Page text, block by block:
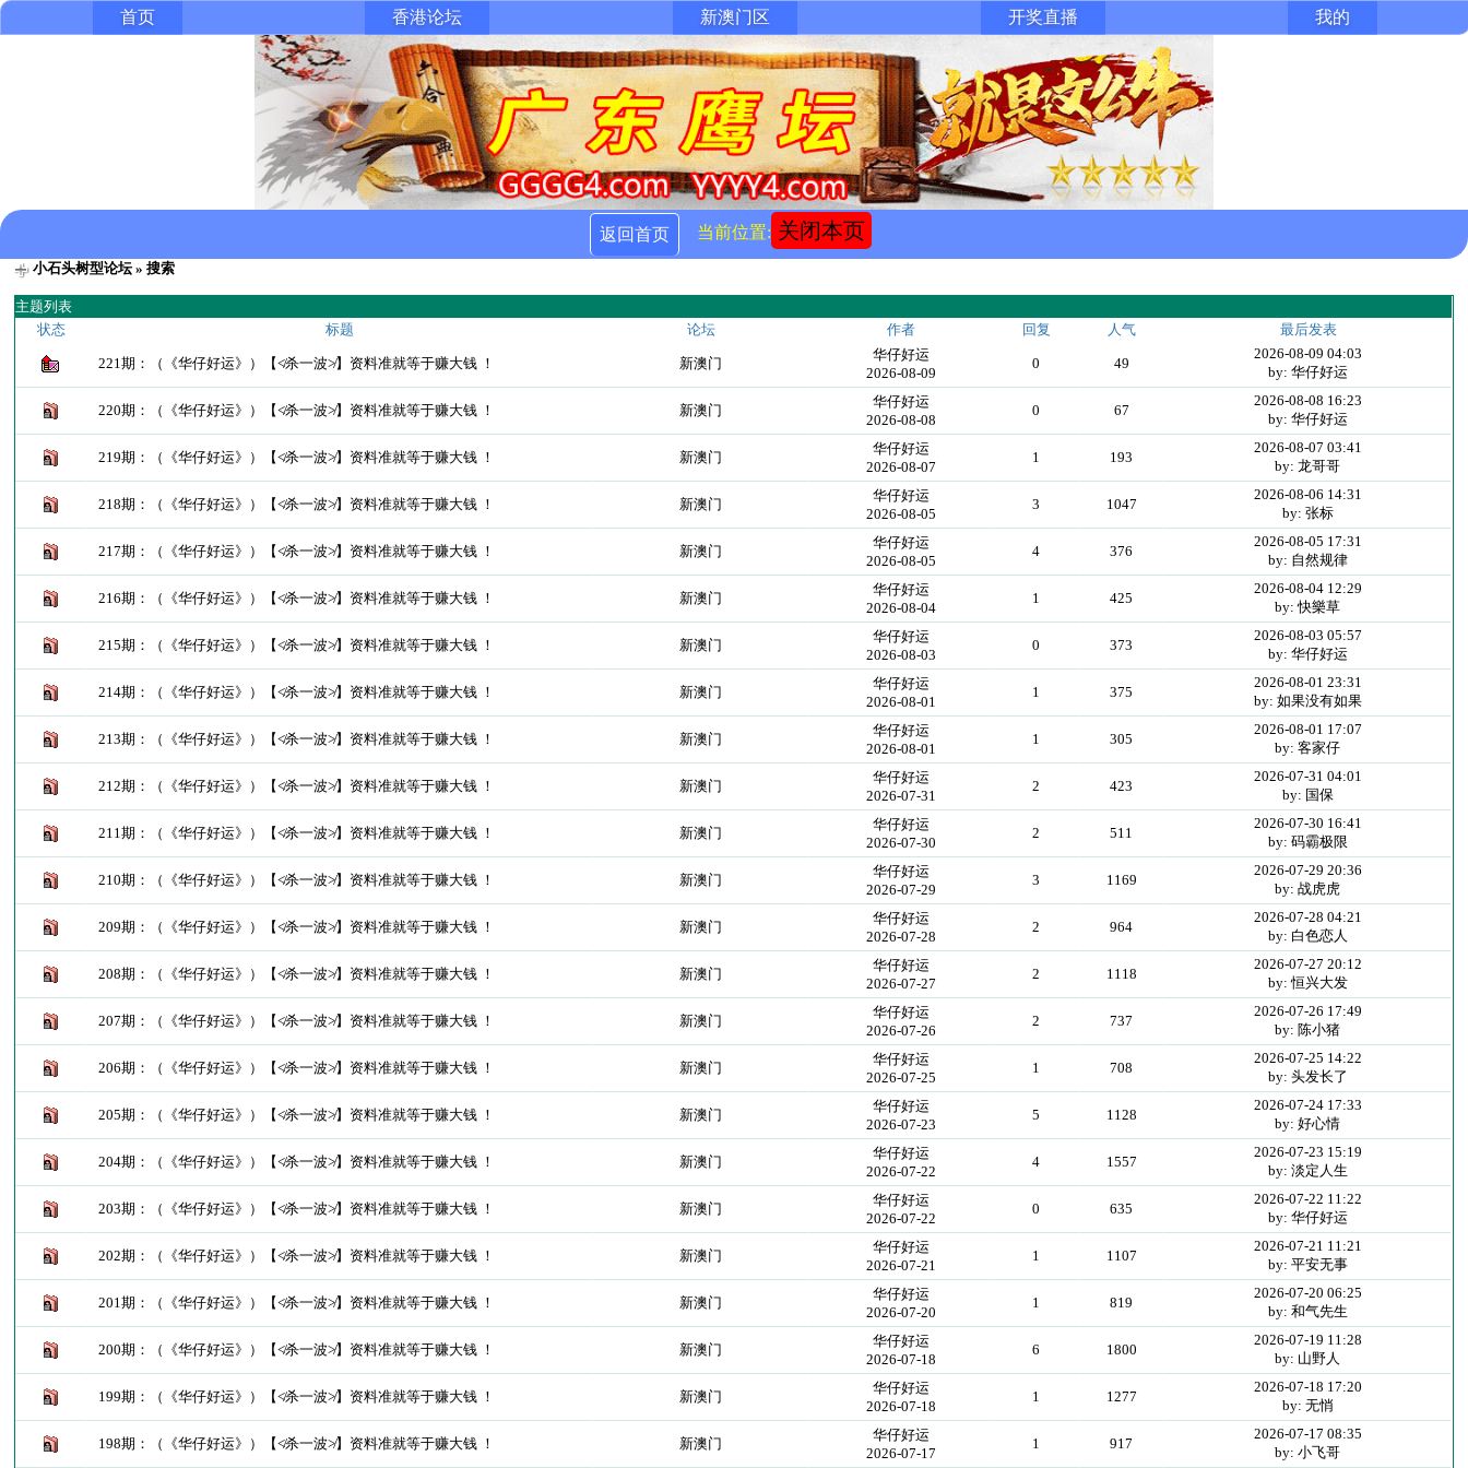
首页 香港论坛 新澳门区 开奖直播 我的
返回首页 当前位置: 关闭本页
小石头树型论坛» 搜索
主题列表
状态
标题 论坛 作者 回复 人气 最后发表
221期：（《华仔好运》）【≮杀一波≯】资料准就等于赚大钱 ！ 新澳门
华仔好运
2026-08-09
0 49
2026-08-09 04:03
by: 华仔好运
220期：（《华仔好运》）【≮杀一波≯】资料准就等于赚大钱 ！ 新澳门
华仔好运
2026-08-08
0 67
2026-08-08 16:23
by: 华仔好运
219期：（《华仔好运》）【≮杀一波≯】资料准就等于赚大钱 ！ 新澳门
华仔好运
2026-08-07
1 193
2026-08-07 03:41
by: 龙哥哥
218期：（《华仔好运》）【≮杀一波≯】资料准就等于赚大钱 ！ 新澳门
华仔好运
2026-08-05
3 1047
2026-08-06 14:31
by: 张标
217期：（《华仔好运》）【≮杀一波≯】资料准就等于赚大钱 ！ 新澳门
华仔好运
2026-08-05
4 376
2026-08-05 17:31
by: 自然规律
216期：（《华仔好运》）【≮杀一波≯】资料准就等于赚大钱 ！ 新澳门
华仔好运
2026-08-04
1 425
2026-08-04 12:29
by: 快樂草
215期：（《华仔好运》）【≮杀一波≯】资料准就等于赚大钱 ！ 新澳门
华仔好运
2026-08-03
0 373
2026-08-03 05:57
by: 华仔好运
214期：（《华仔好运》）【≮杀一波≯】资料准就等于赚大钱 ！ 新澳门
华仔好运
2026-08-01
1 375
2026-08-01 23:31
by: 如果没有如果
213期：（《华仔好运》）【≮杀一波≯】资料准就等于赚大钱 ！ 新澳门
华仔好运
2026-08-01
1 305
2026-08-01 17:07
by: 客家仔
212期：（《华仔好运》）【≮杀一波≯】资料准就等于赚大钱 ！ 新澳门
华仔好运
2026-07-31
2 423
2026-07-31 04:01
by: 国保
211期：（《华仔好运》）【≮杀一波≯】资料准就等于赚大钱 ！ 新澳门
华仔好运
2026-07-30
2 511
2026-07-30 16:41
by: 码霸极限
210期：（《华仔好运》）【≮杀一波≯】资料准就等于赚大钱 ！ 新澳门
华仔好运
2026-07-29
3 1169
2026-07-29 20:36
by: 战虎虎
209期：（《华仔好运》）【≮杀一波≯】资料准就等于赚大钱 ！ 新澳门
华仔好运
2026-07-28
2 964
2026-07-28 04:21
by: 白色恋人
208期：（《华仔好运》）【≮杀一波≯】资料准就等于赚大钱 ！ 新澳门
华仔好运
2026-07-27
2 1118
2026-07-27 20:12
by: 恒兴大发
207期：（《华仔好运》）【≮杀一波≯】资料准就等于赚大钱 ！ 新澳门
华仔好运
2026-07-26
2 737
2026-07-26 17:49
by: 陈小猪
206期：（《华仔好运》）【≮杀一波≯】资料准就等于赚大钱 ！ 新澳门
华仔好运
2026-07-25
1 708
2026-07-25 14:22
by: 头发长了
205期：（《华仔好运》）【≮杀一波≯】资料准就等于赚大钱 ！ 新澳门
华仔好运
2026-07-23
5 1128
2026-07-24 17:33
by: 好心情
204期：（《华仔好运》）【≮杀一波≯】资料准就等于赚大钱 ！ 新澳门
华仔好运
2026-07-22
4 1557
2026-07-23 15:19
by: 淡定人生
203期：（《华仔好运》）【≮杀一波≯】资料准就等于赚大钱 ！ 新澳门
华仔好运
2026-07-22
0 635
2026-07-22 11:22
by: 华仔好运
202期：（《华仔好运》）【≮杀一波≯】资料准就等于赚大钱 ！ 新澳门
华仔好运
2026-07-21
1 1107
2026-07-21 11:21
by: 平安无事
201期：（《华仔好运》）【≮杀一波≯】资料准就等于赚大钱 ！ 新澳门
华仔好运
2026-07-20
1 819
2026-07-20 06:25
by: 和气先生
200期：（《华仔好运》）【≮杀一波≯】资料准就等于赚大钱 ！ 新澳门
华仔好运
2026-07-18
6 1800
2026-07-19 11:28
by: 山野人
199期：（《华仔好运》）【≮杀一波≯】资料准就等于赚大钱 ！ 新澳门
华仔好运
2026-07-18
1 1277
2026-07-18 17:20
by: 无悄
198期：（《华仔好运》）【≮杀一波≯】资料准就等于赚大钱 ！ 新澳门
华仔好运
2026-07-17
1 917
2026-07-17 08:35
by: 小飞哥